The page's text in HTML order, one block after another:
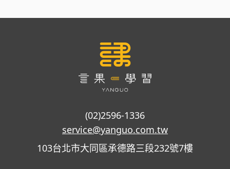
(02)2596-1336
service@yanguo.com.tw
103台北市大同區承德路三段232號7樓